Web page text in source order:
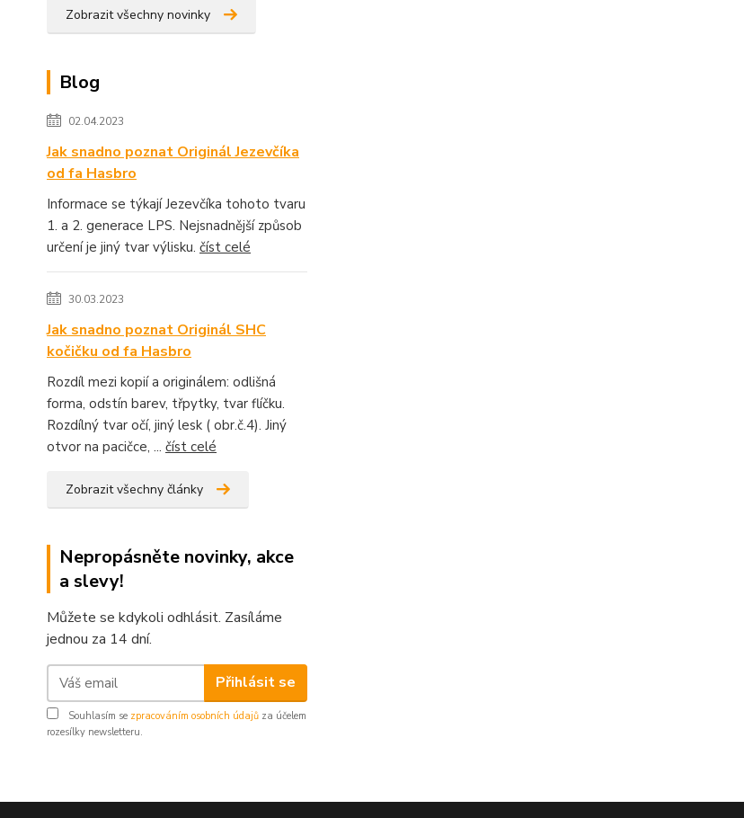
Zobrazit všechny novinky
Blog
02.04.2023
Jak snadno poznat Originál Jezevčíka
od fa Hasbro
Informace se týkají Jezevčíka tohoto tvaru
1. a 2. generace LPS. Nejsnadnější způsob
určení je jiný tvar výlisku. číst celé
30.03.2023
Jak snadno poznat Originál SHC
kočičku od fa Hasbro
Rozdíl mezi kopií a originálem: odlišná
forma, odstín barev, třpytky, tvar flíčku.
Rozdílný tvar očí, jiný lesk ( obr.č.4). Jiný
otvor na pacičce, ... číst celé
Zobrazit všechny články
Nepropásněte novinky, akce
a slevy!
Můžete se kdykoli odhlásit. Zasíláme
jednou za 14 dní.
Přihlásit se
Souhlasím se zpracováním osobních údajů za účelem
rozesílky newsletteru.